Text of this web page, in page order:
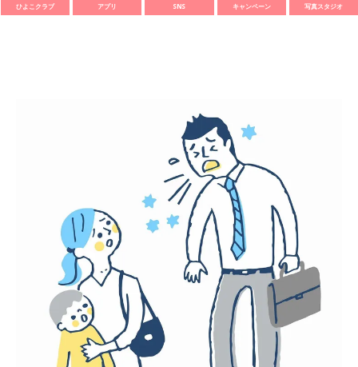
ひよこクラブ アプリ SNS キャンペーン 写真スタジオ